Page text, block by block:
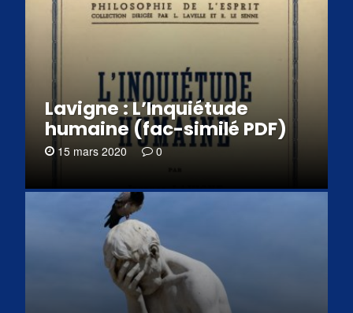
Lavigne : L’Inquiétude
humaine (fac-similé PDF)
15 mars 2020 0